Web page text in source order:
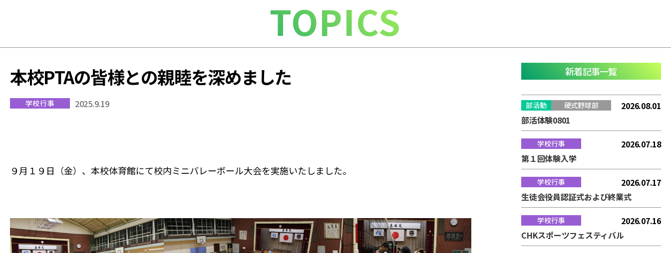
TOPICS
本校PTAの皆様との親睦を深めました
学校行事 2025.9.19
９月１９日（金）、本校体育館にて校内ミニバレーボール大会を実施いたしました。
新着記事一覧
部活動 硬式野球部
2026.08.01
部活体験0801
学校行事
2026.07.18
第１回体験入学
学校行事
2026.07.17
生徒会役員認証式および終業式
学校行事
2026.07.16
CHKスポーツフェスティバル